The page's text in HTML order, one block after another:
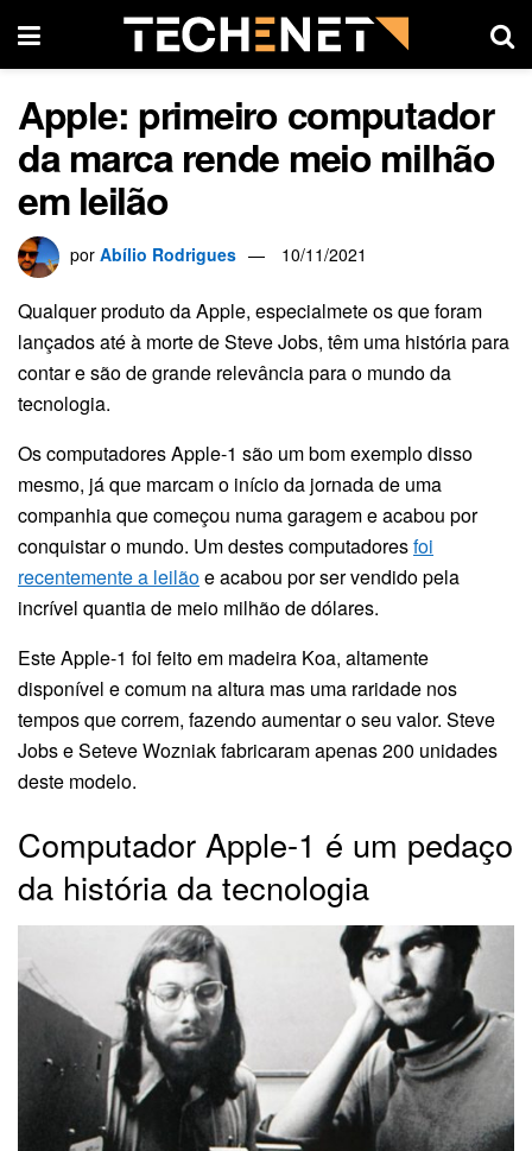
Apple: primeiro computador
da marca rende meio milhão
em leilão
por Abílio Rodrigues 10/11/2021
Qualquer produto da Apple, especialmete os que foram
lançados até à morte de Steve Jobs, têm uma história para
contar e são de grande relevância para o mundo da
tecnologia.
Os computadores Apple-1 são um bom exemplo disso
mesmo, já que marcam o início da jornada de uma
companhia que começou numa garagem e acabou por
conquistar o mundo. Um destes computadoresfoi
recentemente a leilãoe acabou por ser vendido pela
incrível quantia de meio milhão de dólares.
Este Apple-1 foi feito em madeira Koa, altamente
disponível e comum na altura mas uma raridade nos
tempos que correm, fazendo aumentar o seu valor. Steve
Jobs e Seteve Wozniak fabricaram apenas 200 unidades
deste modelo.
Computador Apple-1 é um pedaço
da história da tecnologia